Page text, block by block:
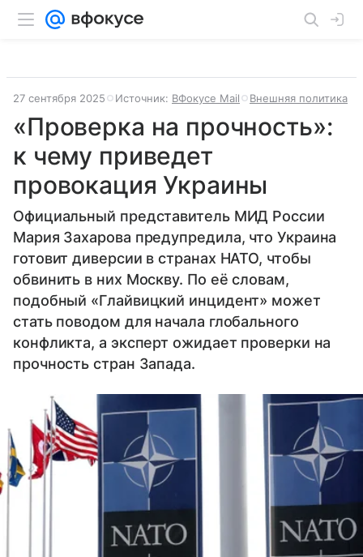
27 сентября 2025 Источник: ВФокусе Mail Внешняя политика
«Проверка на прочность»:
к чему приведет
провокация Украины
Официальный представитель МИД России
Мария Захарова предупредила, что Украина
готовит диверсии в странах НАТО, чтобы
обвинить в них Москву. По её словам,
подобный «Глайвицкий инцидент» может
стать поводом для начала глобального
конфликта, а эксперт ожидает проверки на
прочность стран Запада.